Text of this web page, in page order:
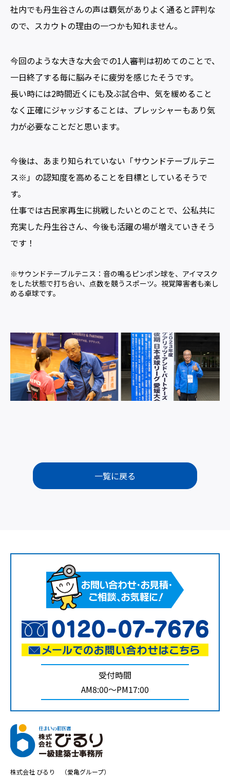
社内でも丹生谷さんの声は覇気がありよく通ると評判な
ので、スカウトの理由の一つかも知れません。
今回のような大きな大会での1人審判は初めてのことで、
一日終了する毎に脳みそに疲労を感じたそうです。
長い時には2時間近くにも及ぶ試合中、気を緩めること
なく正確にジャッジすることは、プレッシャーもあり気
力が必要なことだと思います。
今後は、あまり知られていない「サウンドテーブルテニ
ス※」の認知度を高めることを目標としているそうで
す。
仕事では古民家再生に挑戦したいとのことで、公私共に
充実した丹生谷さん、今後も活躍の場が増えていきそう
です！
※サウンドテーブルテニス：音の鳴るピンポン球を、アイマスク
をした状態で打ち合い、点数を競うスポーツ。視覚障害者も楽し
める卓球です。
一覧に戻る
受付時間
AM8:00～PM17:00
株式会社 びるり （愛亀グループ）